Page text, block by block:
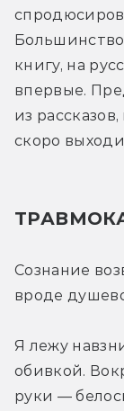
книгу, на
впервые.
из
скоро
Сознание
вроде
Я лежу
обивкой.
руки —